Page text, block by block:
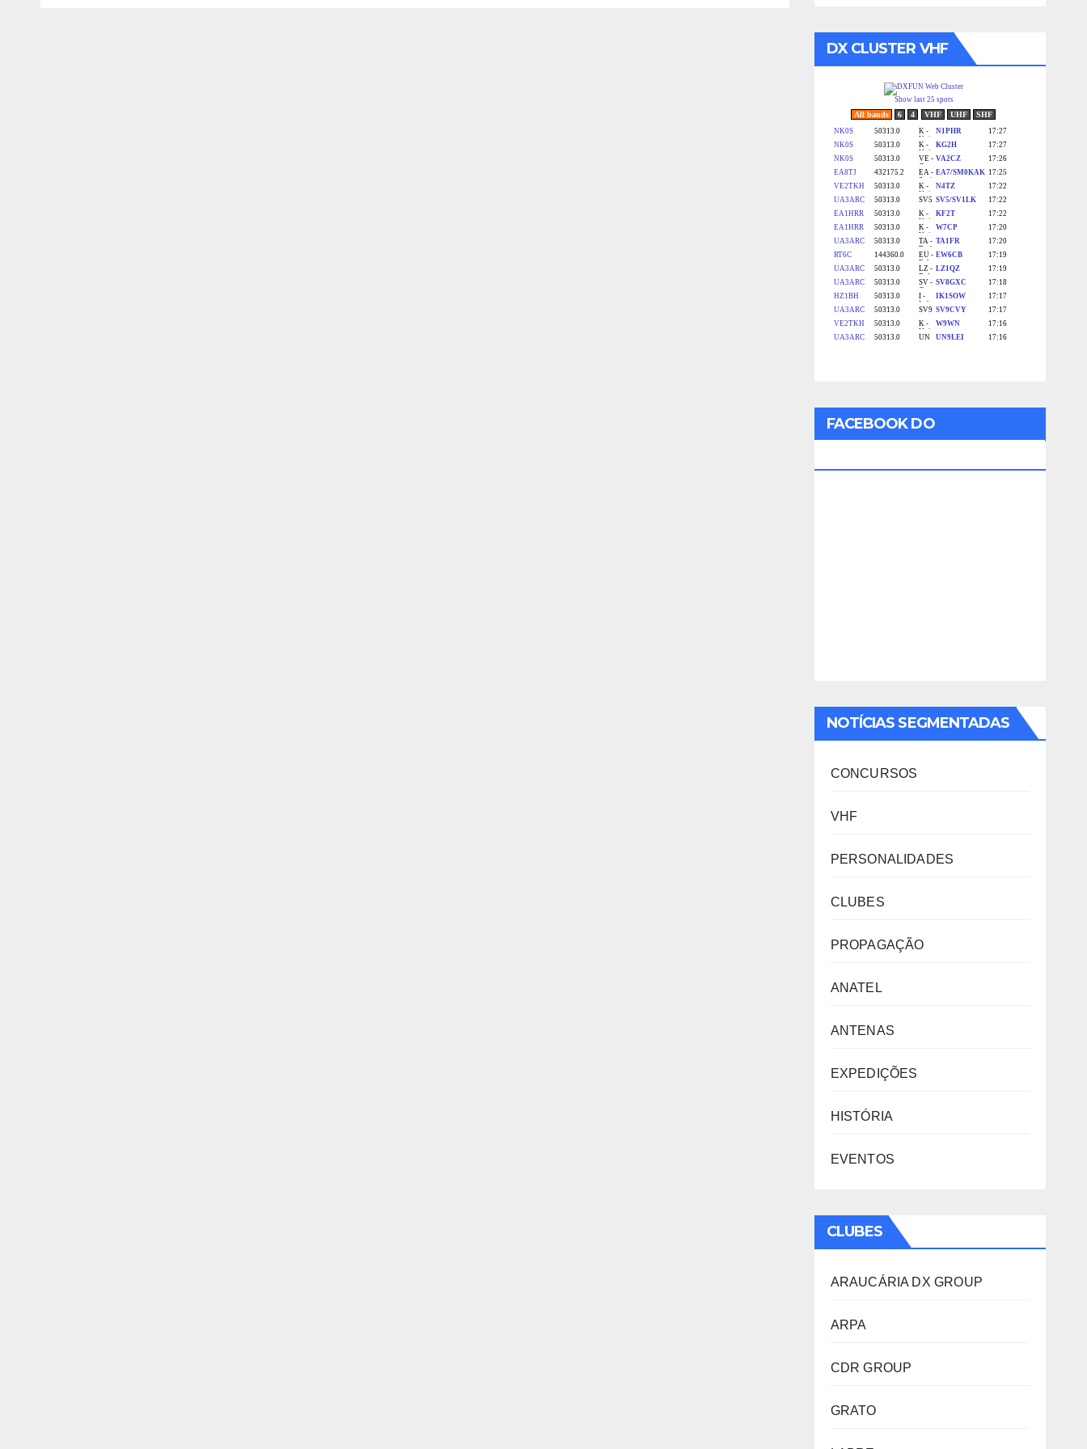
DX CLUSTER VHF
FACEBOOK DO
NOTÍCIAS SEGMENTADAS
CONCURSOS
VHF
PERSONALIDADES
CLUBES
PROPAGAÇÃO
ANATEL
ANTENAS
EXPEDIÇÕES
HISTÓRIA
EVENTOS
CLUBES
ARAUCÁRIA DX GROUP
ARPA
CDR GROUP
GRATO